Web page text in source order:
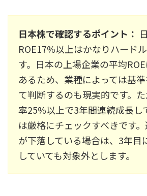
日本株で確認するポイント：
ROE17%以上はかなりハード
す。日本の上場企業の平均
あるため、業種によっては基
て判断するのも現実的です。
率25%以上で3年間連続成長し
は厳格にチェックすべきです
が下落している場合は、3年目
していても対象外とします。